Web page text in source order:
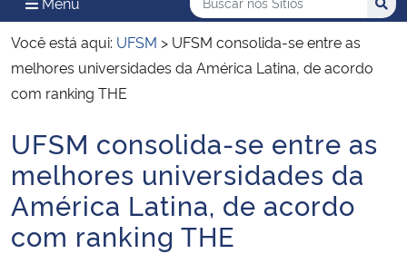
Ministério das Relações Exteriores
Ministério da Economia
Ministério da Infraestrutura
Ministério da Agricultura, Pecuária e Abastecimento
Ministério da Educação
Você está aqui: UFSM > UFSM consolida-se entre as
melhores universidades da América Latina, de acordo
com ranking THE
Início do conteúdo
UFSM consolida-se entre as
melhores universidades da
América Latina, de acordo
com ranking THE